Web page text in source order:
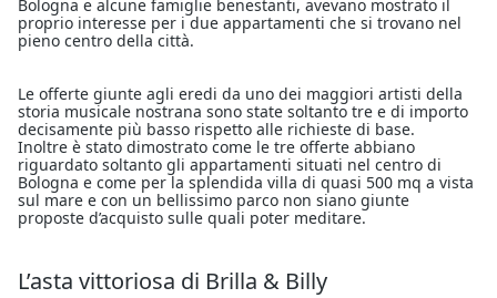
Bologna e alcune famiglie benestanti, avevano mostrato il
proprio interesse per i due appartamenti che si trovano nel
pieno centro della città.
Le offerte giunte agli eredi da uno dei maggiori artisti della
storia musicale nostrana sono state soltanto tre e di importo
decisamente più basso rispetto alle richieste di base.
Inoltre è stato dimostrato come le tre offerte abbiano
riguardato soltanto gli appartamenti situati nel centro di
Bologna e come per la splendida villa di quasi 500 mq a vista
sul mare e con un bellissimo parco non siano giunte
proposte d’acquisto sulle quali poter meditare.
L’asta vittoriosa di Brilla & Billy